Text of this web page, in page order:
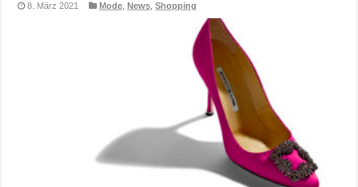
8. März 2021 Mode ,News ,Shopping